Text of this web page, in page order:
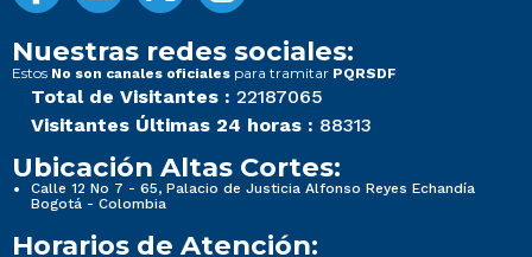
Nuestras redes sociales:
Estos No son canales oficiales para tramitar PQRSDF
Total de Visitantes : 22187065
Visitantes Últimas 24 horas : 88313
Ubicación Altas Cortes:
Calle 12 No 7 - 65, Palacio de Justicia Alfonso Reyes Echandía
Bogotá - Colombia
Horarios de Atención: